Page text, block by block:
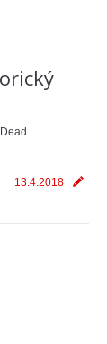
13.4.2018